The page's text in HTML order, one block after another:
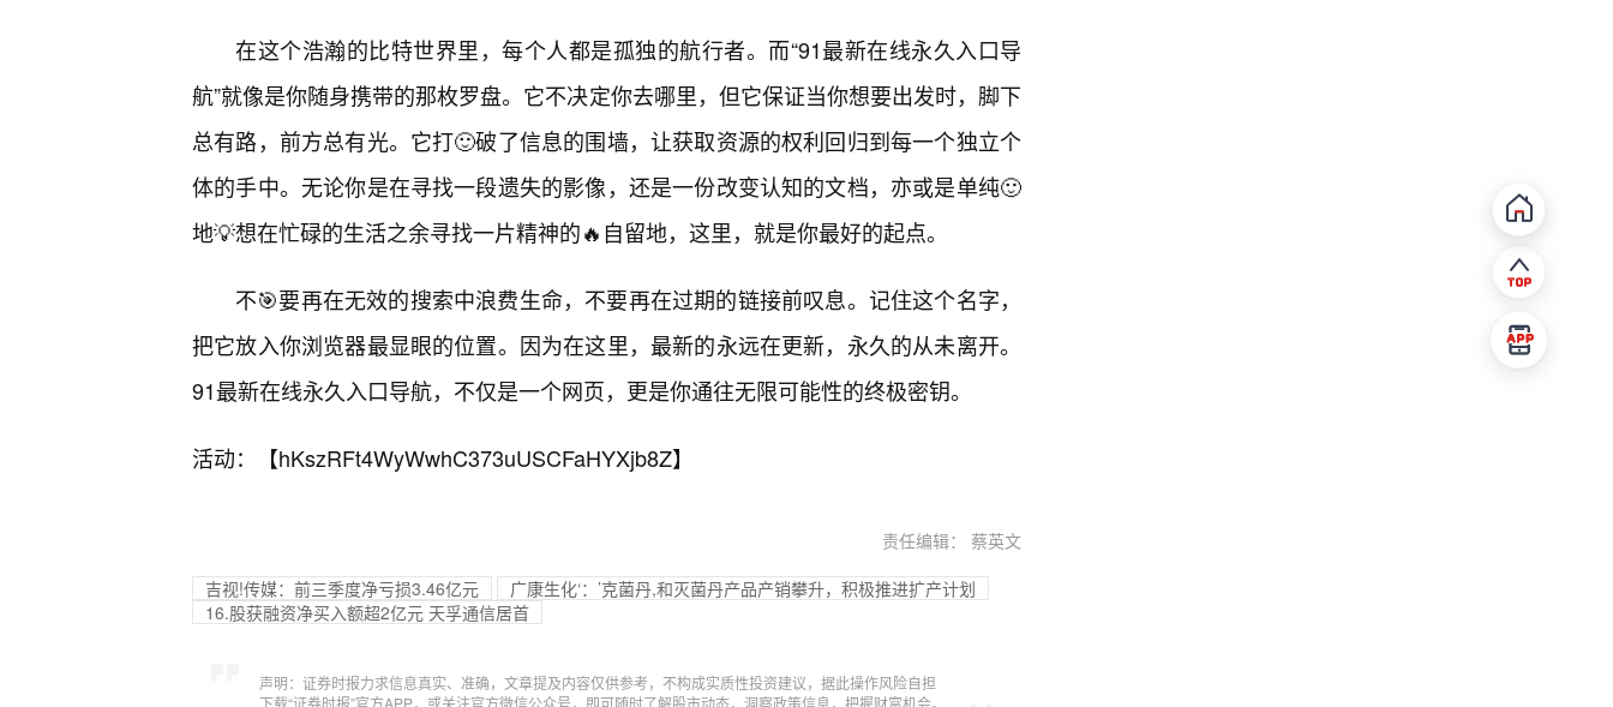
在这个浩瀚的比特世界里，每个人都是孤独的航行者。而“91最新在线永久入口导
航”就像是你随身携带的那枚罗盘。它不决定你去哪里，但它保证当你想要出发时，脚下
总有路，前方总有光。它打🙂破了信息的围墙，让获取资源的权利回归到每一个独立个
体的手中。无论你是在寻找一段遗失的影像，还是一份改变认知的文档，亦或是单纯🙂
地💡想在忙碌的生活之余寻找一片精神的🔥自留地，这里，就是你最好的起点。
不🎯要再在无效的搜索中浪费生命，不要再在过期的链接前叹息。记住这个名字，
把它放入你浏览器最显眼的位置。因为在这里，最新的永远在更新，永久的从未离开。
91最新在线永久入口导航，不仅是一个网页，更是你通往无限可能性的终极密钥。
活动：【hKszRFt4WyWwhC373uUSCFaHYXjb8Z】
责任编辑： 蔡英文
吉视!传媒：前三季度净亏损3.46亿元
广康生化‘：’克菌丹,和灭菌丹产品产销攀升，积极推进扩产计划
16.股获融资净买入额超2亿元 天孚通信居首
声明：证券时报力求信息真实、准确，文章提及内容仅供参考，不构成实质性投资建议，据此操作风险自担
下载“证券时报”官方APP，或关注官方微信公众号，即可随时了解股市动态，洞察政策信息，把握财富机会。